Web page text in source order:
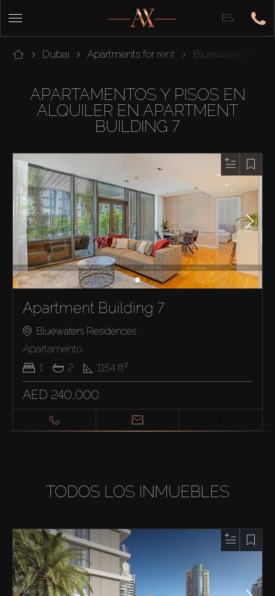
ES
Dubai Apartments for rent Bluewaters Island
APARTAMENTOS Y PISOS EN
ALQUILER EN APARTMENT
BUILDING 7
Apartment Building 7
Bluewaters Residences
Apartamento
1
2 1154 ft²
AED 240,000
TODOS LOS INMUEBLES